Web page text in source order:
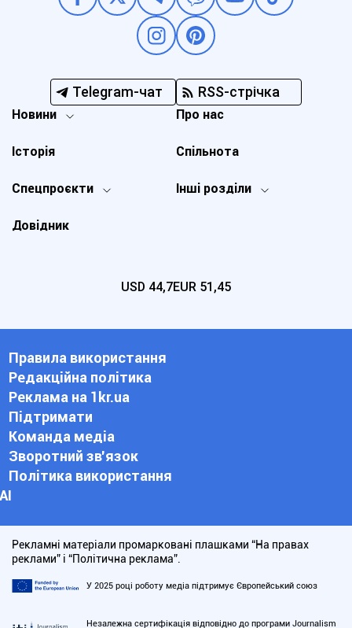
Telegram-чат RSS-стрічка
Новини
Спецпроєкти Інші розділи
Історія
Про нас
Довідник
Спільнота
USD 44,7EUR 51,45
Правила використання
Редакційна політика
Реклама на 1kr.ua
Підтримати
Команда медіа
Зворотний зв'язок
Політика використання
АІ
Рекламні матеріали промарковані плашками “На правах
реклами” і “Політична реклама”.
У 2025 році роботу медіа підтримує Європейський союз
Незалежна сертифікація відповідно до програми Journalism